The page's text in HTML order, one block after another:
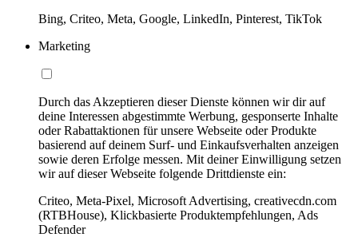
Bing, Criteo, Meta, Google, LinkedIn, Pinterest, TikTok
Marketing
Durch das Akzeptieren dieser Dienste können wir dir auf
deine Interessen abgestimmte Werbung, gesponserte Inhalte
oder Rabattaktionen für unsere Webseite oder Produkte
basierend auf deinem Surf- und Einkaufsverhalten anzeigen
sowie deren Erfolge messen. Mit deiner Einwilligung setzen
wir auf dieser Webseite folgende Drittdienste ein:
Criteo, Meta-Pixel, Microsoft Advertising, creativecdn.com
(RTBHouse), Klickbasierte Produktempfehlungen, Ads
Defender